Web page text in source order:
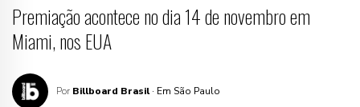
Premiação acontece no dia 14 de novembro em
Miami, nos EUA
Por Billboard Brasil · Em São Paulo